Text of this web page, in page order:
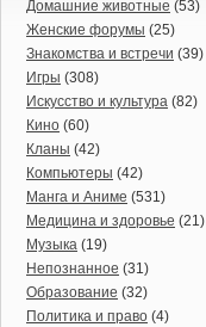
Домашние животные (53)
Женские форумы (25)
Знакомства и встречи (39)
Игры (308)
Искусство и культура (82)
Кино (60)
Кланы (42)
Компьютеры (42)
Манга и Аниме (531)
Медицина и здоровье (21)
Музыка (19)
Непознанное (31)
Образование (32)
Политика и право (4)